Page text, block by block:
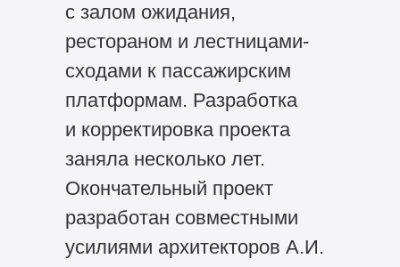
с залом ожидания,
рестораном и лестницами-
сходами к пассажирским
платформам. Разработка
и корректировка проекта
заняла несколько лет.
Окончательный проект
разработан совместными
усилиями архитекторов А.И.